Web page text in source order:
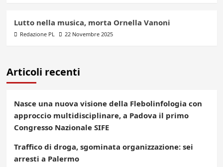
Lutto nella musica, morta Ornella Vanoni
Redazione PL 22 Novembre 2025
Articoli recenti
Nasce una nuova visione della Flebolinfologia con
approccio multidisciplinare, a Padova il primo
Congresso Nazionale SIFE
Traffico di droga, sgominata organizzazione: sei
arresti a Palermo